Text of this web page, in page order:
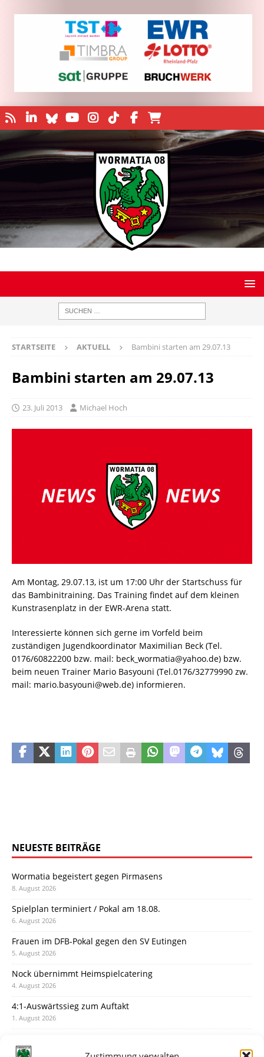
STARTSEITE AKTUELL Bambini starten am 29.07.13
Bambini starten am 29.07.13
23. Juli 2013 Michael Hoch
Am Montag, 29.07.13, ist um 17:00 Uhr der Startschuss für
das Bambinitraining. Das Training findet auf dem kleinen
Kunstrasenplatz in der EWR-Arena statt.
Interessierte können sich gerne im Vorfeld beim
zuständigen Jugendkoordinator Maximilian Beck (Tel.
0176/60822200 bzw. mail: beck_wormatia@yahoo.de) bzw.
beim neuen Trainer Mario Basyouni (Tel.0176/32779990 zw.
mail: mario.basyouni@web.de) informieren.
NEUESTE BEITRÄGE
Wormatia begeistert gegen Pirmasens
8. August 2026
Spielplan terminiert / Pokal am 18.08.
6. August 2026
Frauen im DFB-Pokal gegen den SV Eutingen
5. August 2026
Nock übernimmt Heimspielcatering
4. August 2026
4:1-Auswärtssieg zum Auftakt
1. August 2026
31. Juli 2026